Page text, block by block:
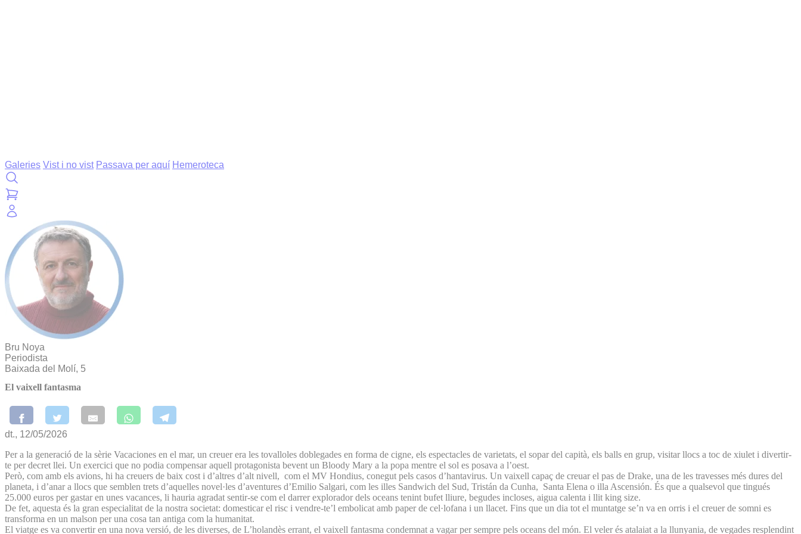
Galeries Vist i no vist Passava per aquí Hemeroteca
Bru Noya
Periodista
Baixada del Molí, 5
El vaixell fantasma
dt., 12/05/2026
Per a la generació de la sèrie Vacaciones en el mar, un creuer era les tovalloles doblegades en forma de cigne, els espectacles de varietats, el sopar del capità, els balls en grup, visitar llocs a toc de xiulet i divertir-
te per decret llei. Un exercici que no podia compensar aquell protagonista bevent un Bloody Mary a la popa mentre el sol es posava a l’oest.
Però, com amb els avions, hi ha creuers de baix cost i d’altres d’alt nivell, com el MV Hondius, conegut pels casos d’hantavirus. Un vaixell capaç de creuar el pas de Drake, una de les travesses més dures del
planeta, i d’anar a llocs que semblen trets d’aquelles novel·les d’aventures d’Emilio Salgari, com les illes Sandwich del Sud, Tristán da Cunha, Santa Elena o illa Ascensión. És que a qualsevol que tingués
25.000 euros per gastar en unes vacances, li hauria agradat sentir-se com el darrer explorador dels oceans tenint bufet lliure, begudes incloses, aigua calenta i llit king size.
De fet, aquesta és la gran especialitat de la nostra societat: domesticar el risc i vendre-te’l embolicat amb paper de cel·lofana i un llacet. Fins que un dia tot el muntatge se’n va en orris i el creuer de somni es
transforma en un malson per una cosa tan antiga com la humanitat.
El viatge es va convertir en una nova versió, de les diverses, de L’holandès errant, el vaixell fantasma condemnat a vagar per sempre pels oceans del món. El veler és atalaiat a la llunyania, de vegades resplendint